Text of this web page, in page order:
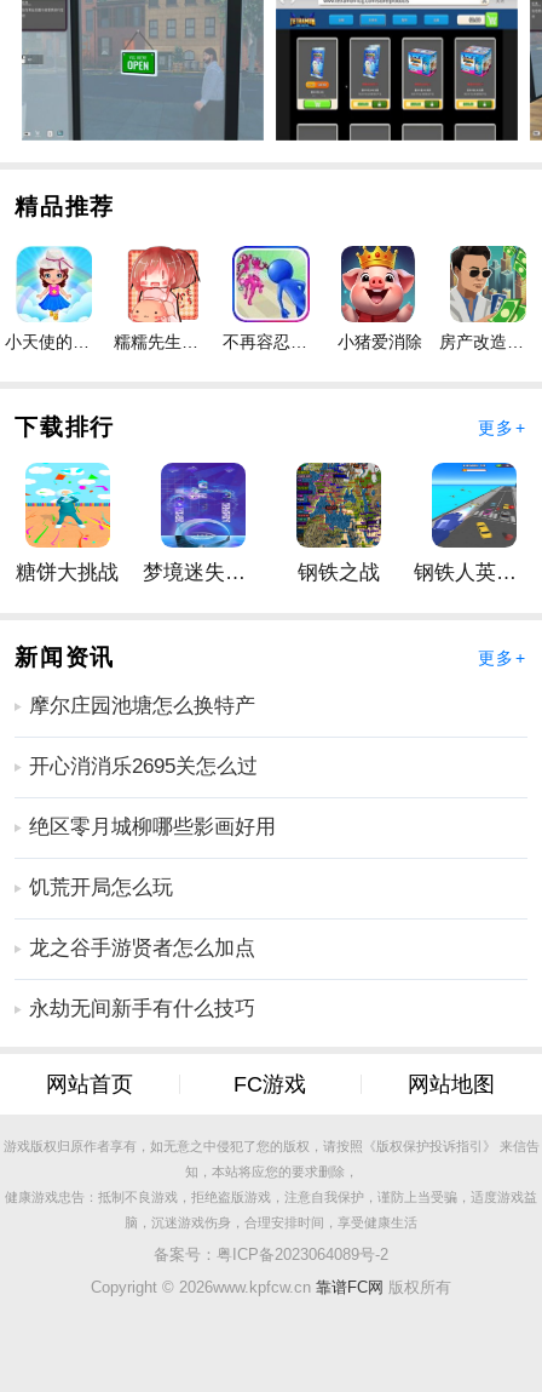
开卡包获得高质量的卡。
通过卡牌交易与不同的卡牌玩家互动，赚取更多利润。
卡片类型的多样性为玩家提供了不同的收集空间，使他
们能够不断互动并获得所有卡片。
TCG卡牌商店最新版详情
精美的图形设计提供了高质量的视觉享受，玩家可以随
时随地在手机上沉浸在模拟商务的世界中。 自由设计您
的TCG商店，购买产品并根据个人喜好布置店铺。 高质
量的操作体验与简单的手游玩法相结合，展现出独特的
TCG卡牌商店最新版玩点
客的青睐。
卡片越稀有，就越受欢迎。积极收集卡片，筛选出所有
稀有卡片，并推广它们，这一点很重要。
定期进行市场调研，了解卡市场的发展趋势，不断调整
玩家通过拆包收集不同类型的怪物，还可以收获传说中
的怪物，获得更强大的属性技能，一种随机的快乐。
TCG卡牌商店最新版说明
意。
玩家的目标是让他们的商店成为更多手游爱好者的聚集
地，这极大地考验了每个人的管理技能。
各种UI界面的设计简单直接，使手游内容的播放更加方
便。对各种细节和灯光的处理增强了手游的真实感。
注：在这里为大家带来的资源包名为：TCG卡牌商店，
精品推荐
小天使的冒险手游 糯糯先生的面包店手游 不再容忍手游 小猪爱消除 房产改造王游戏手机版手游
下载排行 更多+
糖饼大挑战 梦境迷失星辰 钢铁之战 钢铁人英雄3D
新闻资讯 更多+
摩尔庄园池塘怎么换特产
开心消消乐2695关怎么过
绝区零月城柳哪些影画好用
饥荒开局怎么玩
龙之谷手游贤者怎么加点
永劫无间新手有什么技巧
网站首页 FC游戏 网站地图
游戏版权归原作者享有，如无意之中侵犯了您的版权，请按照《版权保护投诉指引》 来信告
知，本站将应您的要求删除，
健康游戏忠告：抵制不良游戏，拒绝盗版游戏，注意自我保护，谨防上当受骗，适度游戏益
脑，沉迷游戏伤身，合理安排时间，享受健康生活
备案号： 粤ICP备2023064089号-2
Copyright © 2026www.kpfcw.cn 靠谱FC网 版权所有